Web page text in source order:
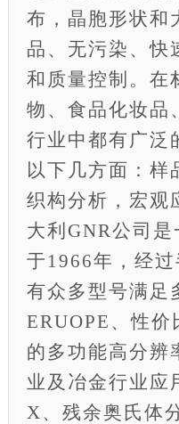
布，晶胞形状和
品、无污染、快
和质量控制。在
物、食品化妆品
行业中都有广泛
以下几方面：
织构分析，宏观
大利GNR公司
于1966年，经
有众多型号满足
ERUOPE、性
的多功能高分辨
业及冶金行业应
X、残余奥氏体